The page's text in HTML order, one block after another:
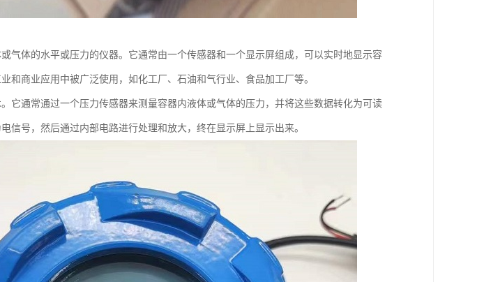
气体的水平或压力的仪器。它通常由一个传感器和一个显示屏组成，可以实时地显示容
和商业应用中被广泛使用，如化工厂、石油和气行业、食品加工厂等。
它通常通过一个压力传感器来测量容器内液体或气体的压力，并将这些数据转化为可读
信号，然后通过内部电路进行处理和放大，终在显示屏上显示出来。